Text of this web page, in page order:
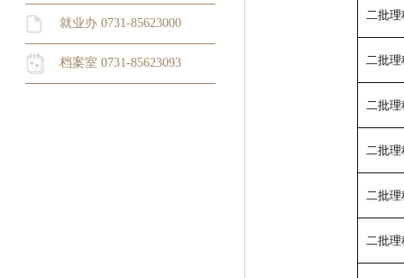
就业办 0731-85623000
档案室 0731-85623093
二批理
二批理
二批理
二批理
二批理
二批理